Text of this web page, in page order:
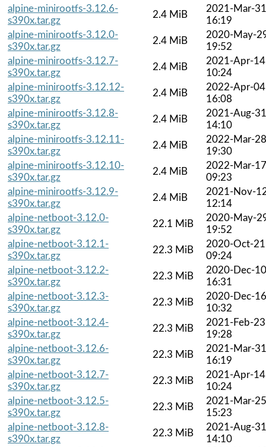
alpine-minirootfs-3.12.6-
s390x.tar.gz
2.4 MiB
2021-Mar-31
16:19
alpine-minirootfs-3.12.0-
s390x.tar.gz
2.4 MiB
2020-May-
19:52
alpine-minirootfs-3.12.7-
s390x.tar.gz
2.4 MiB
2021-Apr-14
10:24
alpine-minirootfs-3.12.12-
s390x.tar.gz
2.4 MiB
2022-Apr-04
16:08
alpine-minirootfs-3.12.8-
s390x.tar.gz
2.4 MiB
2021-Aug-31
14:10
alpine-minirootfs-3.12.11-
s390x.tar.gz
2.4 MiB
2022-Mar-28
19:30
alpine-minirootfs-3.12.10-
s390x.tar.gz
2.4 MiB
2022-Mar-17
09:23
alpine-minirootfs-3.12.9-
s390x.tar.gz
2.4 MiB
2021-Nov-
12:14
alpine-netboot-3.12.0-
s390x.tar.gz
22.1 MiB
2020-May-
19:52
alpine-netboot-3.12.1-
s390x.tar.gz
22.3 MiB
2020-Oct-21
09:24
alpine-netboot-3.12.2-
s390x.tar.gz
22.3 MiB
2020-Dec-10
16:31
alpine-netboot-3.12.3-
s390x.tar.gz
22.3 MiB
2020-Dec-16
10:32
alpine-netboot-3.12.4-
s390x.tar.gz
22.3 MiB
2021-Feb-23
19:28
alpine-netboot-3.12.6-
s390x.tar.gz
22.3 MiB
2021-Mar-31
16:19
alpine-netboot-3.12.7-
s390x.tar.gz
22.3 MiB
2021-Apr-14
10:24
alpine-netboot-3.12.5-
s390x.tar.gz
22.3 MiB
2021-Mar-25
15:23
alpine-netboot-3.12.8-
s390x.tar.gz
22.3 MiB
2021-Aug-31
14:10